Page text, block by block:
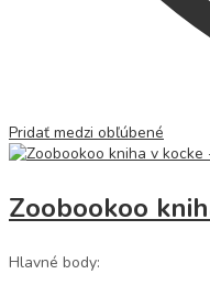
Pridať medzi obľúbené
Zoobookoo
Hlavné body: